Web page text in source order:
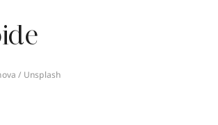
/ Unsplash